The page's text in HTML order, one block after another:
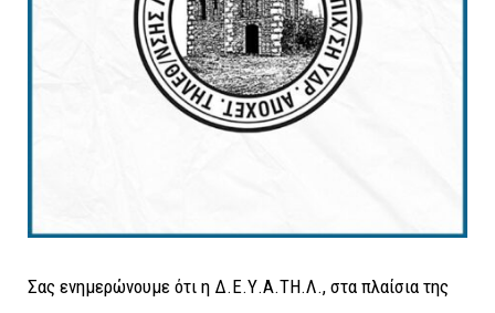
Σας ενημερώνουμε ότι η Δ.Ε.Υ.Α.ΤΗ.Λ., στα πλαίσια της